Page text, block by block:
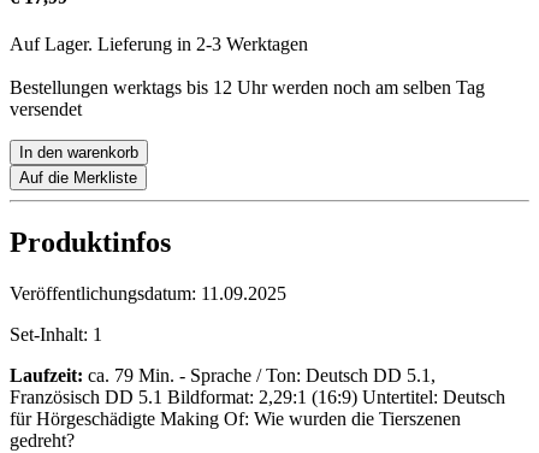
Auf Lager. Lieferung in 2-3 Werktagen
Bestellungen werktags bis 12 Uhr werden noch am selben Tag
versendet
In den warenkorb
Auf die Merkliste
Produktinfos
Veröffentlichungsdatum: 11.09.2025
Set-Inhalt: 1
Laufzeit: ca. 79 Min. - Sprache / Ton: Deutsch DD 5.1,
Französisch DD 5.1 Bildformat: 2,29:1 (16:9) Untertitel: Deutsch
für Hörgeschädigte Making Of: Wie wurden die Tierszenen
gedreht?